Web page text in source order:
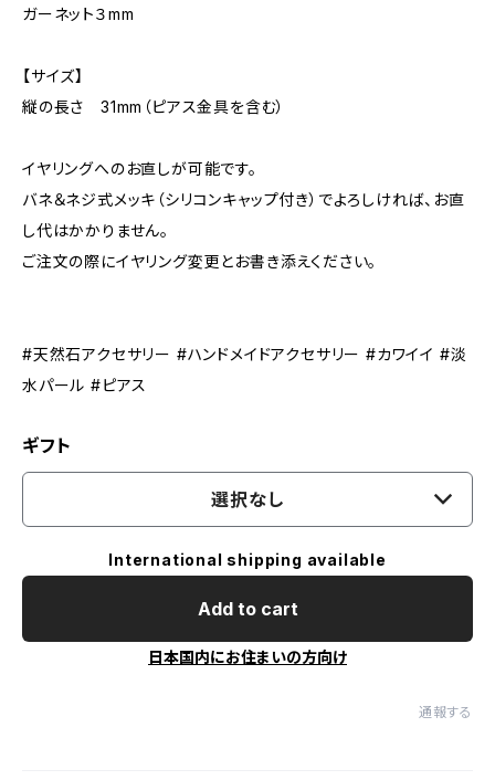
ガーネット３mm
【サイズ】
縦の長さ 31mm（ピアス金具を含む）
イヤリングへのお直しが可能です。
バネ＆ネジ式メッキ（シリコンキャップ付き）でよろしければ、お直
し代はかかりません。
ご注文の際にイヤリング変更とお書き添えください。
#天然石アクセサリー #ハンドメイドアクセサリー #カワイイ #淡
水パール #ピアス
ギフト
選択なし
International shipping available
Add to cart
日本国内にお住まいの方向け
通報する